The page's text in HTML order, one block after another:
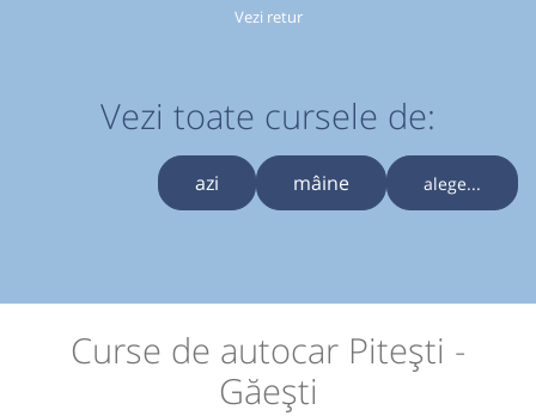
Vezi retur
Vezi toate cursele de:
azi mâine alege...
Curse de autocar Pitești -
Găești